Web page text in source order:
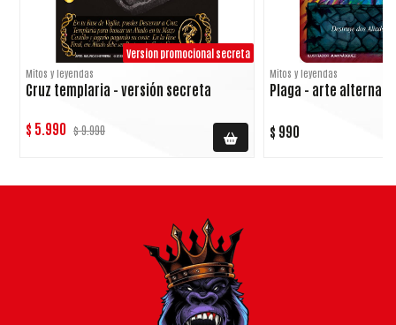
Version promocional secreta
Mitos y leyendas
Cruz templaria - versión secreta
$ 5.990 $ 9.990
Mitos y leyendas
Plaga - arte
$ 990